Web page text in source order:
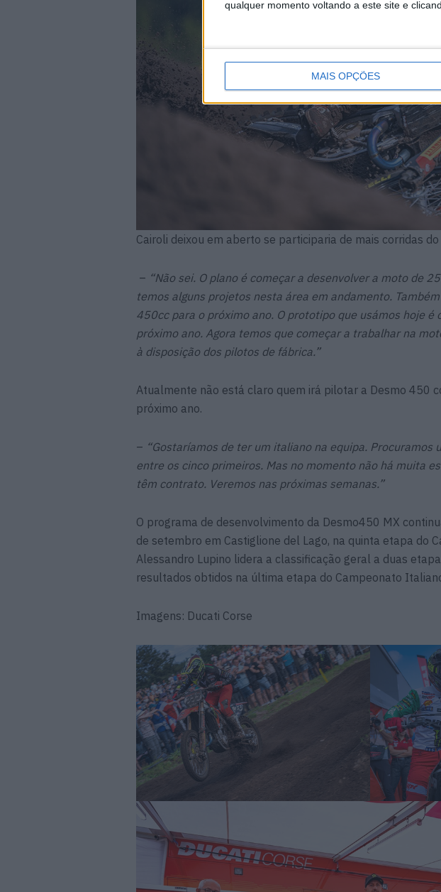
qualquer momento voltando a este site e
MAIS OPÇÕES
Cairoli deixou em aberto se participaria de mais corridas
– “Não sei. O plano é começar a desenvolver a moto de
temos alguns projetos nesta área em andamento.
450cc para o próximo ano. O prototipo que usámos hoje é
próximo ano. Agora temos que começar a trabalhar na
à disposição dos pilotos de fábrica.”
Atualmente não está claro quem irá pilotar a Desmo 450
próximo ano.
– “Gostaríamos de ter um italiano na equipa. Procuramos
entre os cinco primeiros. Mas no momento não há muita
têm contrato. Veremos nas próximas semanas.”
O programa de desenvolvimento da Desmo450 MX
de setembro em Castiglione del Lago, na quinta etapa do
Alessandro Lupino lidera a classificação geral a duas
resultados obtidos na última etapa do Campeonato
Imagens: Ducati Corse